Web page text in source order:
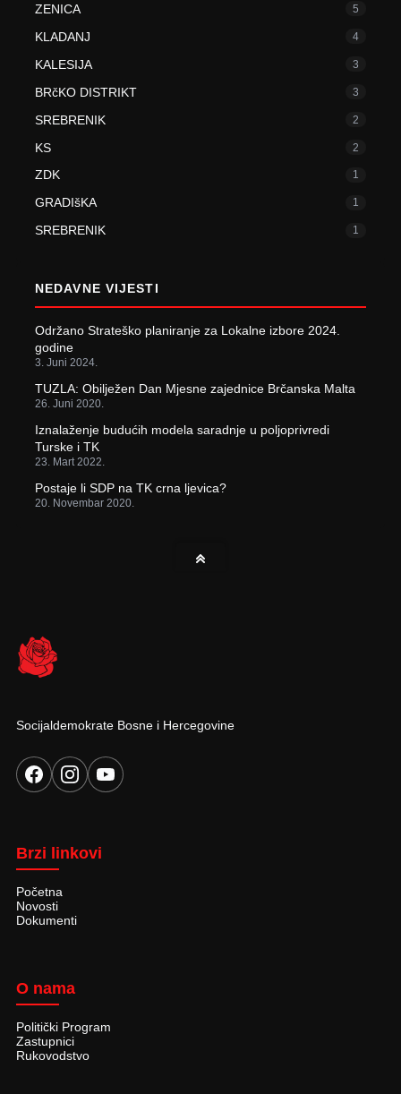
ZENICA 5
KLADANJ 4
KALESIJA 3
BRčKO DISTRIKT 3
SREBRENIK 2
KS 2
ZDK 1
GRADIšKA 1
SREBRENIK 1
NEDAVNE VIJESTI
Održano Strateško planiranje za Lokalne izbore 2024.
godine
3. Juni 2024.
TUZLA: Obilježen Dan Mjesne zajednice Brčanska Malta
26. Juni 2020.
Iznalaženje budućih modela saradnje u poljoprivredi
Turske i TK
23. Mart 2022.
Postaje li SDP na TK crna ljevica?
20. Novembar 2020.
Socijaldemokrate Bosne i Hercegovine
Brzi linkovi
Početna
Novosti
Dokumenti
O nama
Politički Program
Zastupnici
Rukovodstvo